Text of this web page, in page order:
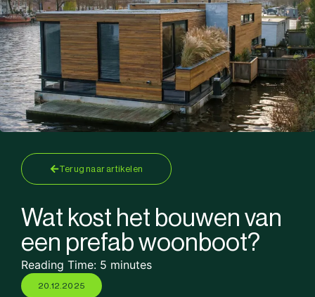
Terug naar artikelen
Wat kost het bouwen van
een prefab woonboot?
Reading Time: 5 minutes
20.12.2025